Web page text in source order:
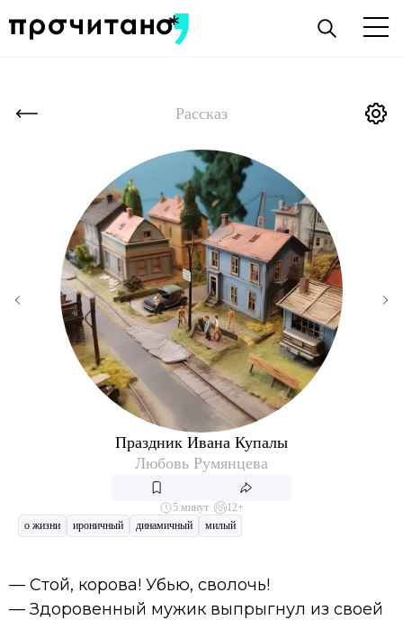
Рассказ
Праздник Ивана Купалы
Любовь Румянцева
5 минут
12+
о жизни
ироничный динамичный милый
— Стой, корова! Убью, сволочь!
— Здоровенный мужик выпрыгнул из своей